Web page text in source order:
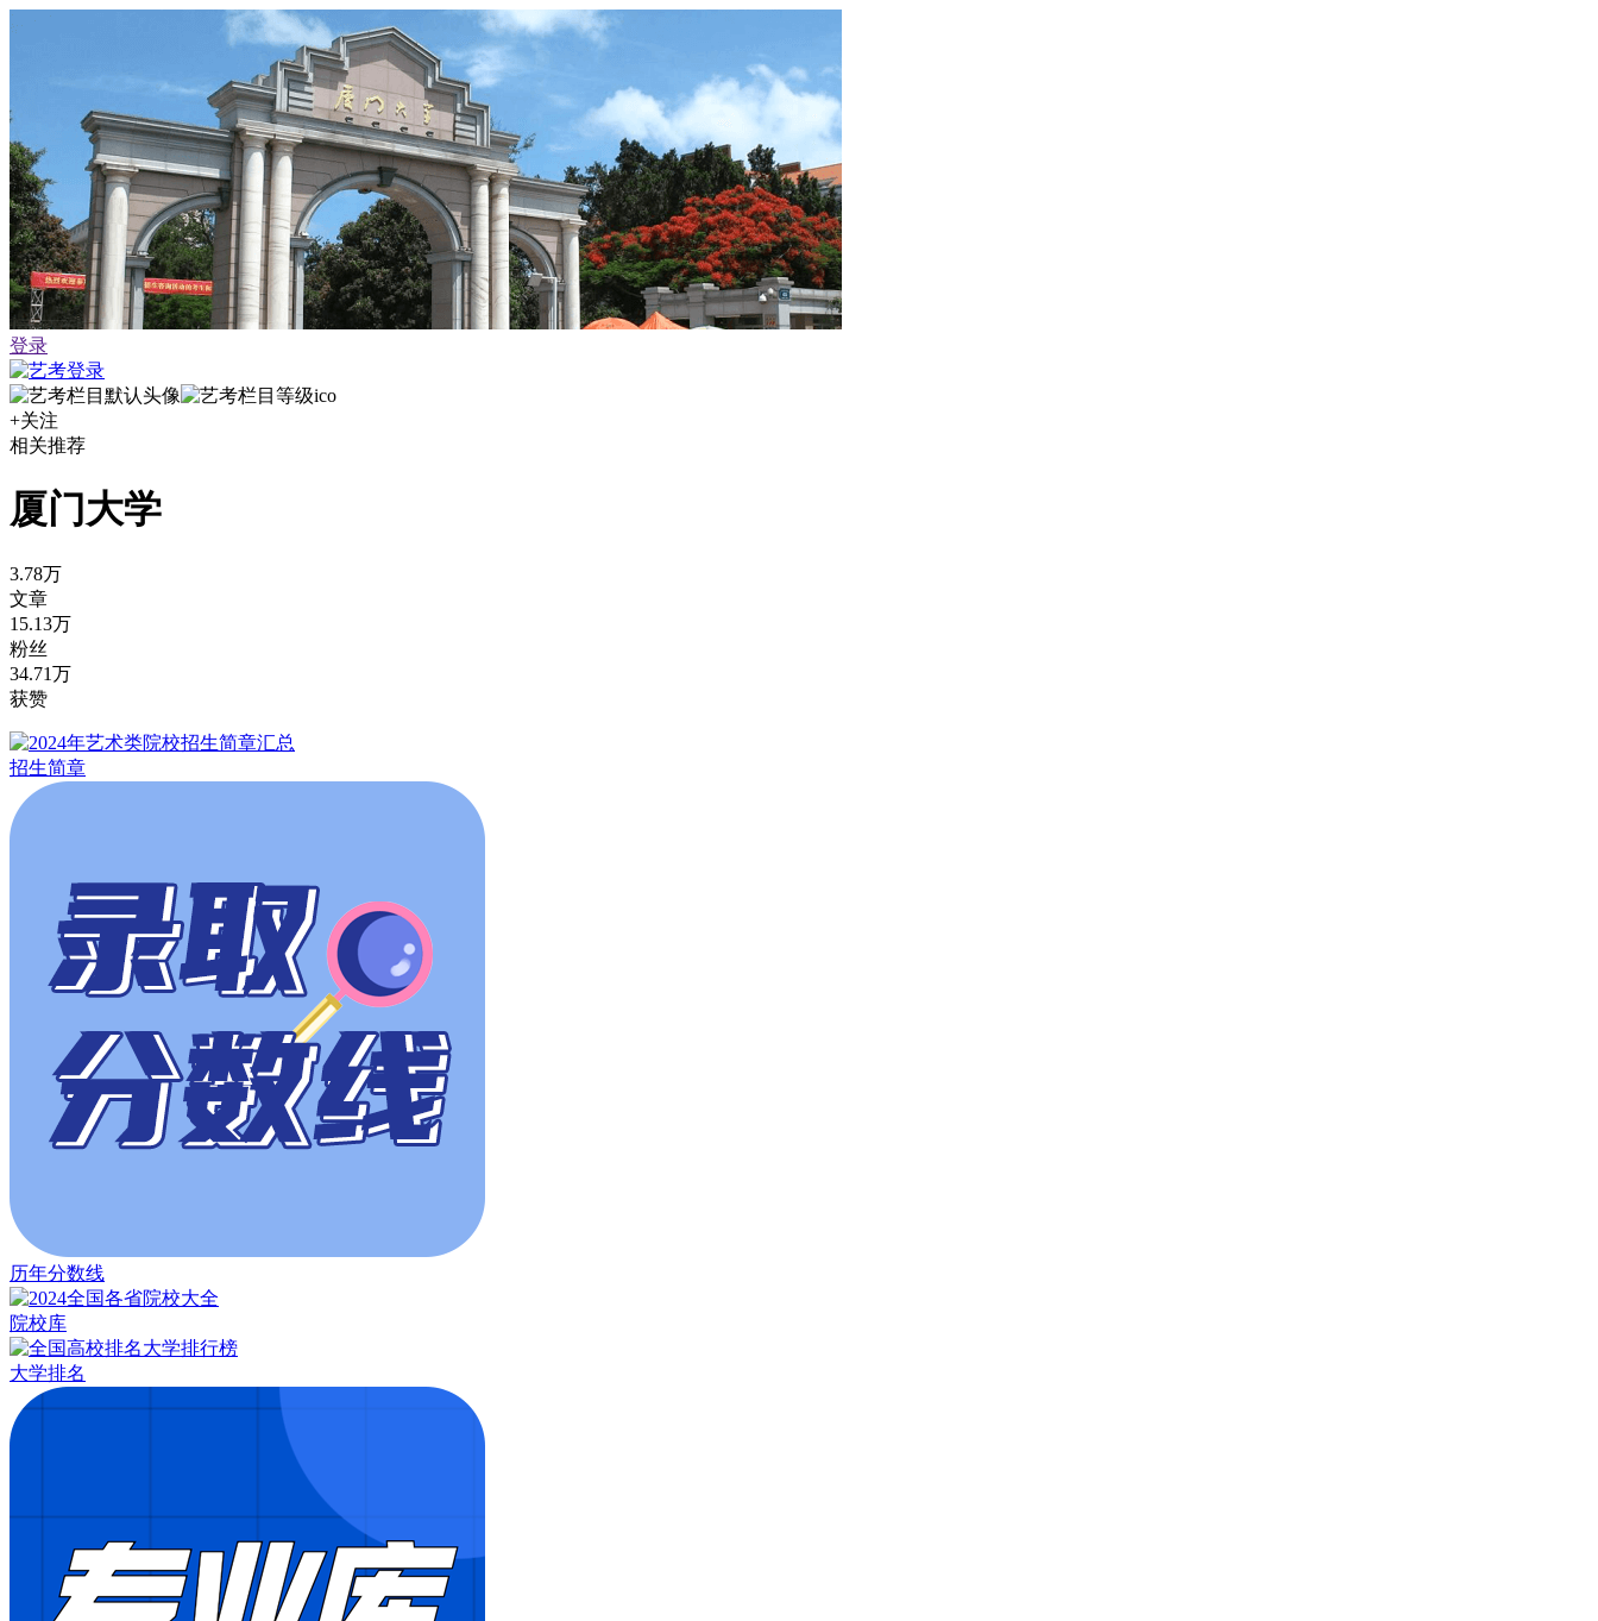
登录
+关注
相关推荐
厦门大学
3.78万
文章
15.13万
粉丝
34.71万
获赞
招生简章
历年分数线
院校库
大学排名